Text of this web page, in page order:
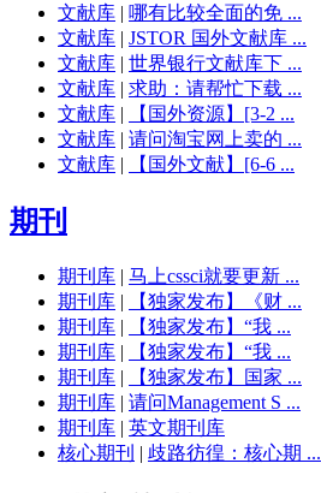
文献库 | 哪有比较全面的免 ...
文献库 | JSTOR 国外文献库 ...
文献库 | 世界银行文献库下 ...
文献库 | 求助：请帮忙下载 ...
文献库 |
【国外资源】[3-2 ...
文献库 | 请问淘宝网上卖的 ...
文献库 | 【国外文献】[6-6 ...
期刊
期刊库 | 马上cssci就要更新 ...
期刊库 |
【独家发布】《财 ...
期刊库 |
【独家发布】“我 ...
期刊库 |
【独家发布】“我 ...
期刊库 |
【独家发布】国家 ...
期刊库 | 请问Management S ...
期刊库 | 英文期刊库
核心期刊 | 歧路彷徨：核心期 ...